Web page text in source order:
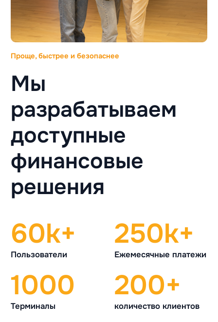
Проще, быстрее и безопаснее
Мы
разрабатываем
доступные
финансовые
решения
60k+
Пользователи
250k+
Ежемесячные платежи
1000
Терминалы
200+
количество клиентов